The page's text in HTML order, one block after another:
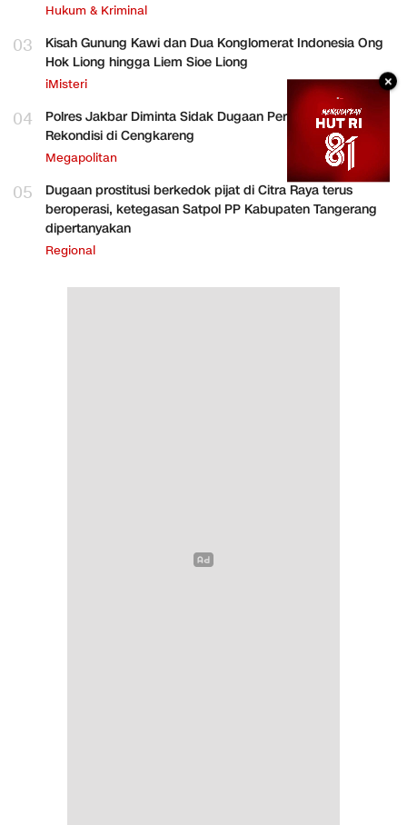
Hukum & Kriminal
03
Kisah Gunung Kawi dan Dua Konglomerat Indonesia Ong
Hok Liong hingga Liem Sioe Liong
iMisteri
04
Polres Jakbar Diminta Sidak Dugaan Perakitan HP
Rekondisi di Cengkareng
Megapolitan
05
Dugaan prostitusi berkedok pijat di Citra Raya terus
beroperasi, ketegasan Satpol PP Kabupaten Tangerang
dipertanyakan
Regional
×